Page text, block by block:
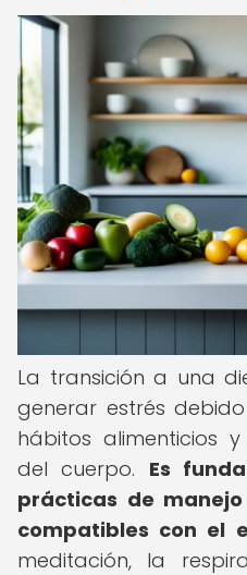
La transición a una
generar estrés
hábitos alimenticios
del cuerpo. Es
prácticas de
compatibles con el
meditación, la